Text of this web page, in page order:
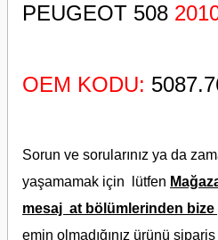
PEUGEOT 508
OEM KODU:
Sorun ve sorularınız ya da
yaşamamak için lütfen
mesaj at bölümlerinden bize
emin olmadığınız ürünü